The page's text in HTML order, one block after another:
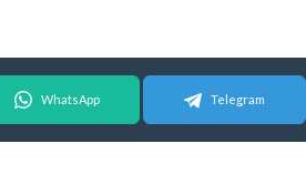
WhatsApp Telegram